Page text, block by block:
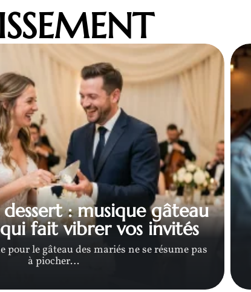
: musique gâteau
fait vibrer vos invités
pour le gâteau des mariés ne se résume pas
à piocher…